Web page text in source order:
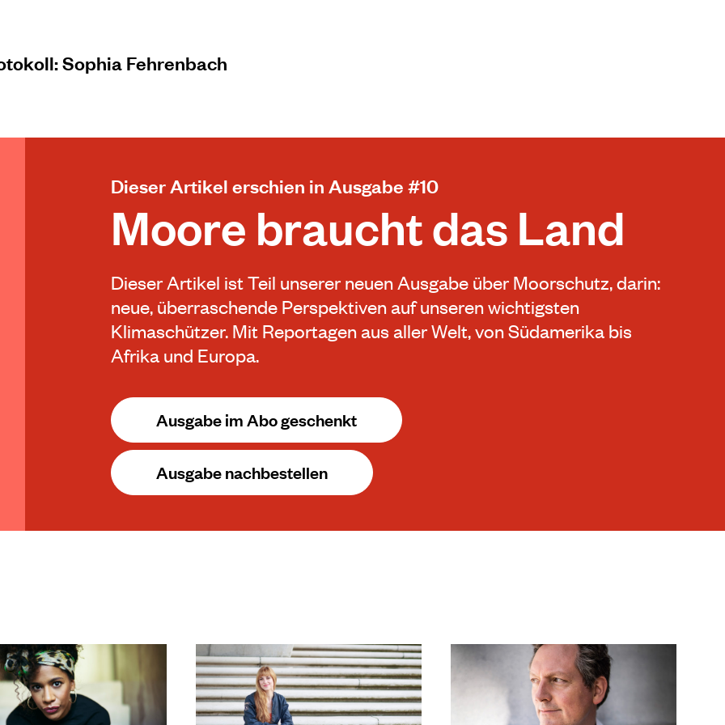
Sophia Fehrenbach
Dieser Artikel erschien in Ausgabe #10
Moore braucht das Land
Dieser Artikel ist Teil unserer neuen Ausgabe über Moorschutz, darin:
neue, überraschende Perspektiven auf unseren wichtigsten
Klimaschützer. Mit Reportagen aus aller Welt, von Südamerika bis
Afrika und Europa.
Ausgabe im Abo geschenkt
Ausgabe nachbestellen